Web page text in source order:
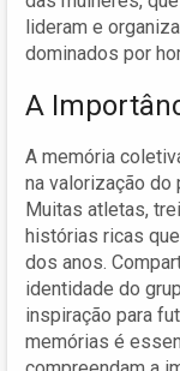
lideram e
dominados por
A
A memória
na valorização do
Muitas atletas,
histórias ricas
dos anos.
identidade do
inspiração para
memórias é